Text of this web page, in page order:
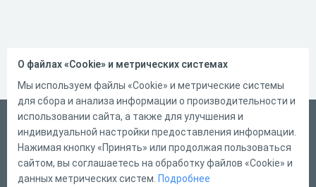
Русский
Справка
Форма обратной связи
О файлах «Cookie» и метрических системах
Мы используем файлы «Cookie» и метрические системы
для сбора и анализа информации о производительности и
использовании сайта, а также для улучшения и
индивидуальной настройки предоставления информации.
Нажимая кнопку «Принять» или продолжая пользоваться
сайтом, вы соглашаетесь на обработку файлов «Cookie» и
данных метрических систем. Подробнее